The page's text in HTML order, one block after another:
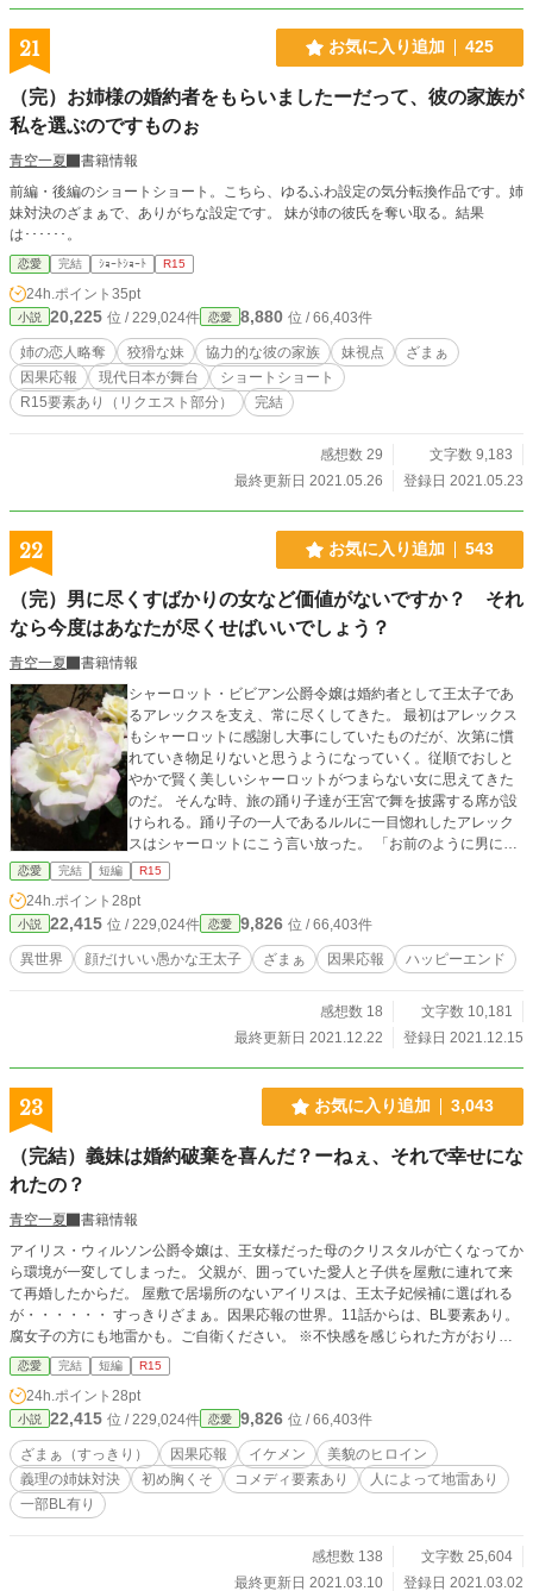
21 お気に入り追加 425
（完）お姉様の婚約者をもらいましたーだって、彼の家族が
私を選ぶのですものぉ
青空一夏
書籍情報
前編・後編のショートショート。こちら、ゆるふわ設定の気分転換作品です。姉
妹対決のざまぁで、ありがちな設定です。 妹が姉の彼氏を奪い取る。結果
は･･････。
恋愛 完結 ｼｮｰﾄｼｮｰﾄ R15
24h.ポイント 35pt
小説 20,225 位 / 229,024件 恋愛 8,880 位 / 66,403件
姉の恋人略奪 狡猾な妹 協力的な彼の家族 妹視点
ざまぁ
因果応報
現代日本が舞台
ショートショート
R15要素あり（リクエスト部分）
完結
感想数 29
文字数 9,183
最終更新日 2021.05.26
登録日 2021.05.23
22 お気に入り追加 543
（完）男に尽くすばかりの女など価値がないですか？ それ
なら今度はあなたが尽くせばいいでしょう？
青空一夏
書籍情報
シャーロット・ビビアン公爵令嬢は婚約者として王太子であ
るアレックスを支え、常に尽くしてきた。 最初はアレックス
もシャーロットに感謝し大事にしていたものだが、次第に慣
れていき物足りないと思うようになっていく。従順でおしと
やかで賢く美しいシャーロットがつまらない女に思えてきた
のだ。 そんな時、旅の踊り子達が王宮で舞を披露する席が設
けられる。踊り子の一人であるルルに一目惚れしたアレック
スはシャーロットにこう言い放った。 「お前のように男に尽
くすばかりの女には価値がない。男は狩人だからな！ なか
なか飼い慣らせない我が儘な女に魅力を感じるんだ。お前は
正妃にはぴったりだから婚約破棄はしないでやるから、ルル
を愛妾に囲うことは認めろ！」 ルルは奔放な性格でアレック
スに対しても平気で文句を言う踊り子であった。それがたま
らなく好ましく見えたアレックスであった。 初めはとても傷
へと変わっていく。そうしてシャーロットは愚かなアレック
スに復讐をすることを誓うのだった。 ゆるふわ設定ご都合主
恋愛 完結 短編 R15
24h.ポイント 28pt
小説 22,415 位 / 229,024件 恋愛 9,826 位 / 66,403件
異世界 顔だけいい愚かな王太子 ざまぁ 因果応報 ハッピーエンド
感想数 18
文字数 10,181
最終更新日 2021.12.22
登録日 2021.12.15
23 お気に入り追加 3,043
（完結）義妹は婚約破棄を喜んだ？ーねぇ、それで幸せにな
れたの？
青空一夏
書籍情報
アイリス・ウィルソン公爵令嬢は、王女様だった母のクリスタルが亡くなってか
ら環境が一変してしまった。 父親が、囲っていた愛人と子供を屋敷に連れて来
て再婚したからだ。 屋敷で居場所のないアイリスは、王太子妃候補に選ばれる
が・・・・・・ すっきりざまぁ。因果応報の世界。11話からは、BL要素あり。
腐女子の方にも地雷かも。ご自衛ください。 ※不快感を感じられた方がおりま
したら申し訳ありません(❁ᴗ͈ˬᴗ͈)⁾⁾⁾
恋愛 完結 短編 R15
24h.ポイント 28pt
小説 22,415 位 / 229,024件 恋愛 9,826 位 / 66,403件
ざまぁ（すっきり） 因果応報 イケメン
美貌のヒロイン
義理の姉妹対決
初め胸くそ コメディ要素あり
人によって地雷あり
一部BL有り
感想数 138
文字数 25,604
最終更新日 2021.03.10
登録日 2021.03.02